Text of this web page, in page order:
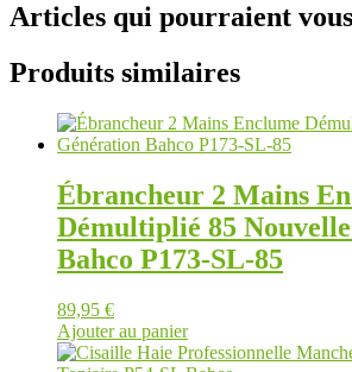
Articles qui pourraient
Produits similaires
Ébrancheur 2 Mains
Démultiplié 85
Bahco P173-SL-85
89,95 €
Ajouter au panier